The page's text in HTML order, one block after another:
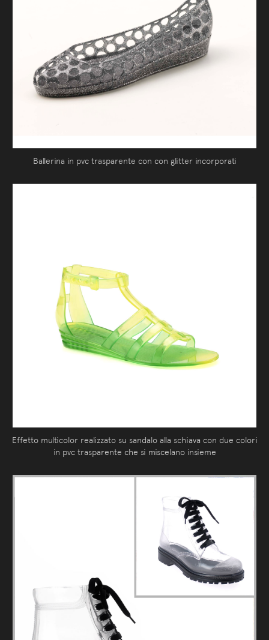
Ballerina in pvc trasparente con con glitter incorporati
Effetto multicolor realizzato su sandalo alla schiava con due colori
in pvc trasparente che si miscelano insieme